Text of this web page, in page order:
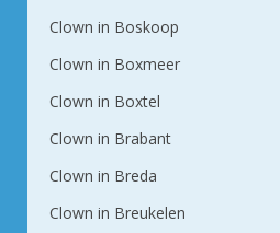
Clown in Boskoop
Clown in Boxmeer
Clown in Boxtel
Clown in Brabant
Clown in Breda
Clown in Breukelen